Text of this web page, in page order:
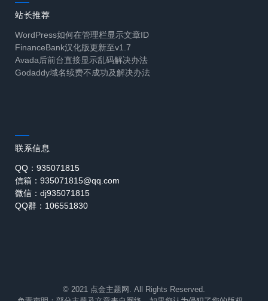
站长推荐
WordPress如何在管理栏显示文章ID
FinanceBank汉化版更新至v1.7
Avada后前台直接显示乱码解决办法
Godaddy域名续费不成功及解决办法
联系信息
QQ：935071815
信箱：935071815@qq.com
微信：dj935071815
QQ群：106551830
© 2021 点金主题网. All Rights Reserved.